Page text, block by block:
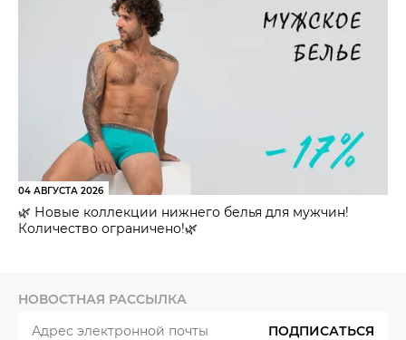
04 АВГУСТА 2026
🌿 Новые коллекции нижнего белья для мужчин!
Количество ограничено!🌿
НОВОСТНАЯ РАССЫЛКА
ПОДПИСАТЬСЯ